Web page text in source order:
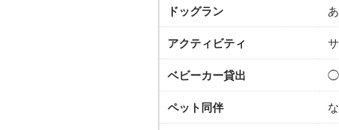
ドッグラン
アクティビティ
ベビーカー貸出 ◯
ペット同伴